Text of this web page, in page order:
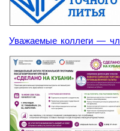
Уважаемые коллеги —